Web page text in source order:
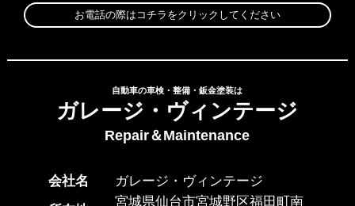
お電話の際はコチラをクリックしてください
自動車の車検・整備・鈑金塗装は
ガレージ・ヴィンテージ
Repair＆Maintenance
会社名
ガレージ・ヴィンテージ
宮城県仙台市宮城野区福田町南